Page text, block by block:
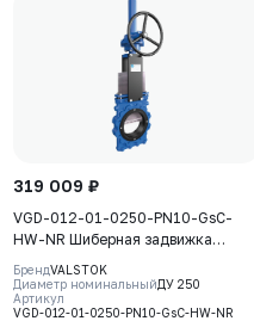
319 009 ₽
VGD-012-01-0250-PN10-GsC-
HW-NR Шиберная задвижка
Valstok, серия VGD, DN0250, PN10,
штурвал, выдвижной шток, корпус
GJS-500-7 (GGG50), нож AISI304,
БрендVALSTOK
Диаметр номинальныйДУ 250
Артикул
VGD-012-01-0250-PN10-GsC-HW-NR